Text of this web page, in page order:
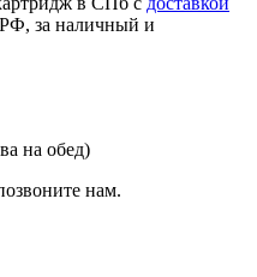
за наличный и
на обед)
нам.